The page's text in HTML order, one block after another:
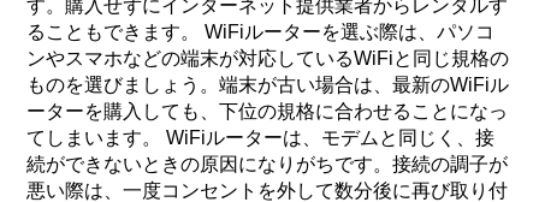
す。購入せずにインターネット提供業者からレンタルす
ることもできます。 WiFiルーターを選ぶ際は、パソコ
ンやスマホなどの端末が対応しているWiFiと同じ規格の
ものを選びましょう。端末が古い場合は、最新のWiFiル
ーターを購入しても、下位の規格に合わせることになっ
てしまいます。 WiFiルーターは、モデムと同じく、接
続ができないときの原因になりがちです。接続の調子が
悪い際は、一度コンセントを外して数分後に再び取り付